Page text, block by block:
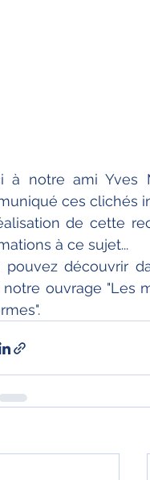
à notre ami Yves
ces clichés
de cette
à ce sujet...
pouvez découvrir
notre ouvrage "Les